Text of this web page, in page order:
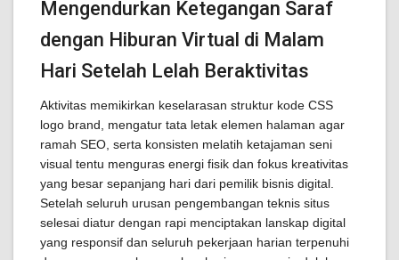
Mengendurkan Ketegangan Saraf
dengan Hiburan Virtual di Malam
Hari Setelah Lelah Beraktivitas
Aktivitas memikirkan keselarasan struktur kode CSS
logo brand, mengatur tata letak elemen halaman agar
ramah SEO, serta konsisten melatih ketajaman seni
visual tentu menguras energi fisik dan fokus kreativitas
yang besar sepanjang hari dari pemilik bisnis digital.
Setelah seluruh urusan pengembangan teknis situs
selesai diatur dengan rapi menciptakan lanskap digital
yang responsif dan seluruh pekerjaan harian terpenuhi